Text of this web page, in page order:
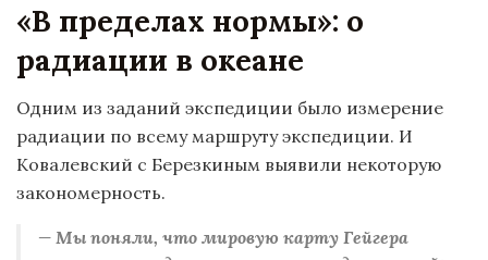
«В пределах нормы»: о
радиации в океане
Одним из заданий экспедиции было измерение
радиации по всему маршруту экспедиции. И
Ковалевский с Березкиным выявили некоторую
закономерность.
— Мы поняли, что мировую карту Гейгера